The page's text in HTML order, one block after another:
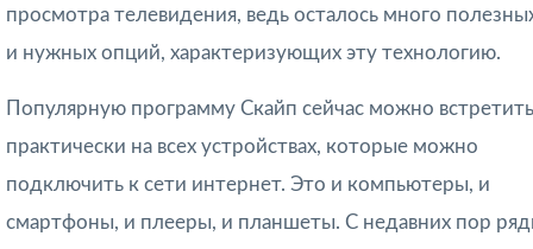
просмотра телевидения, ведь осталось много
и нужных опций, характеризующих эту технологию.
Популярную программу Скайп сейчас можно встретить
практически на всех устройствах, которые можно
подключить к сети интернет. Это и компьютеры, и
смартфоны, и плееры, и планшеты. С недавних пор